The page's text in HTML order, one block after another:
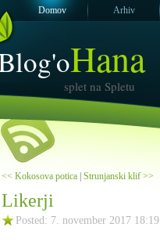
Domov Arhiv
Hana
splet na Spletu
<< Kokosova potica Strunjanski klif >>
Likerji
Posted: 7. november 2017 18:19